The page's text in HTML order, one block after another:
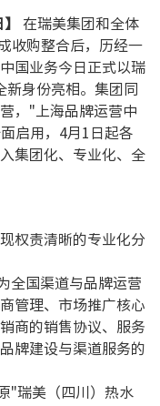
在瑞美集团和全体
收购整合后，历经一
国业务今日正式以瑞
新身份亮相。集团同
，"上海品牌运营中
启用，4月1日起各
集团化、专业化、全
权责清晰的专业化分
全国渠道与品牌运营
管理、市场推广核心
商的销售协议、服务
牌建设与渠道服务的
"瑞美（四川）热水